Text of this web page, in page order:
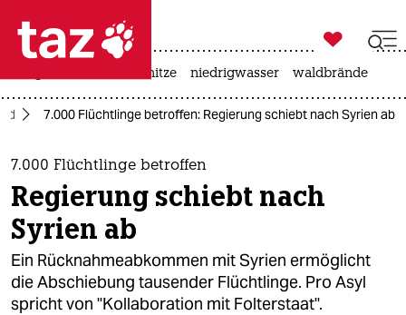
 taz zahl ich
taz zahl ich
themen
politik
öko
gesellschaft

taz zahl ich
hitze niedrigwasser waldbrände
7.000 Flüchtlinge betroffen: Regierung schiebt nach Syrien ab
7.000 Flüchtlinge betroffen
Regierung schiebt nach
Syrien ab
Ein Rücknahmeabkommen mit Syrien ermöglicht
die Abschiebung tausender Flüchtlinge. Pro Asyl
spricht von "Kollaboration mit Folterstaat".